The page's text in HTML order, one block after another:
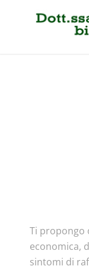
Ti propongo
economica,
sintomi di